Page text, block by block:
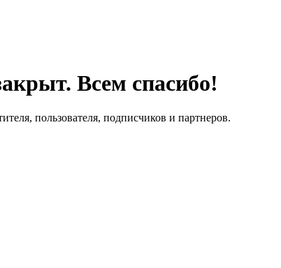
Всем спасибо!
пользователя, подписчиков и партнеров.